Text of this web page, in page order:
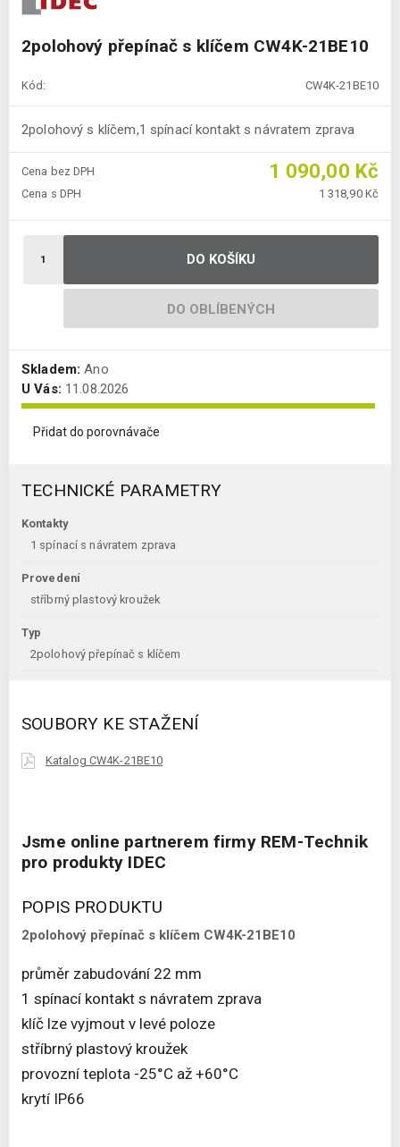
2polohový přepínač s klíčem CW4K-21BE10
Kód: CW4K-21BE10
2polohový s klíčem,1 spínací kontakt s návratem zprava
Cena bez DPH 1 090,00 Kč
Cena s DPH 1 318,90 Kč
DO KOŠÍKU
DO OBLÍBENÝCH
Skladem: Ano
U Vás: 11.08.2026
Přidat do porovnávače
TECHNICKÉ PARAMETRY
Kontakty
1 spínací s návratem zprava
Provedení
stříbrný plastový kroužek
Typ
2polohový přepínač s klíčem
SOUBORY KE STAŽENÍ
Katalog CW4K-21BE10
Jsme online partnerem firmy REM-Technik
pro produkty IDEC
POPIS PRODUKTU
2polohový přepínač s klíčem CW4K-21BE10
průměr zabudování 22 mm
1 spínací kontakt s návratem zprava
klíč lze vyjmout v levé poloze
stříbrný plastový kroužek
provozní teplota -25°C až +60°C
krytí IP66